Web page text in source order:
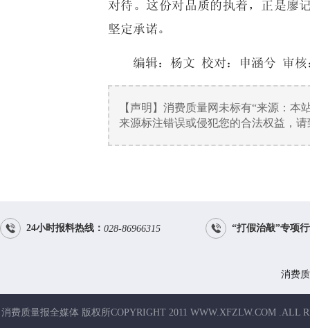
对待。这份对品质的执着，正是廖
坚定承诺。
编辑：杨文 校对：申涵兮 审核
【声明】消费质量网未标有“来源：
来源标注错误或侵犯您的合法权益，
 24小时报料热线： 028-86966315  “打假治敲”专项
消费
消费质量报全媒体 版权所COPYRIGHT 2011 WWW.XFZLW.COM .ALL